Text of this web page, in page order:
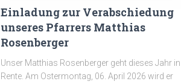
Einladung zur Verabschiedung
unseres Pfarrers Matthias
Rosenberger
Unser Matthias Rosenberger geht dieses Jahr in
Rente. Am Ostermontag, 06. April 2026 wird er